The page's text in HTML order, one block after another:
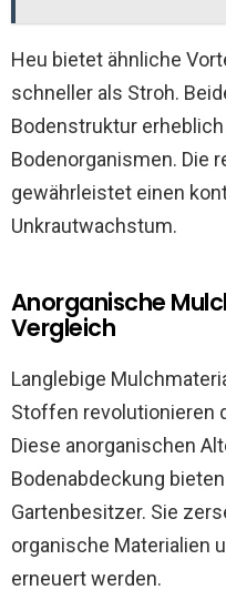
Heu bietet ähnliche
schneller als Stroh.
Bodenstruktur
Bodenorganismen. Die
gewährleistet einen
Unkrautwachstum.
Anorganische
Vergleich
Langlebige
Stoffen revolutionieren
Diese anorganischen
Bodenabdeckung
Gartenbesitzer. Sie
organische Materialien
erneuert werden.